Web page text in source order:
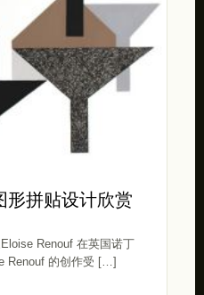
形拼贴设计欣赏
Renouf 在英国诺丁
Renouf 的创作受 […]